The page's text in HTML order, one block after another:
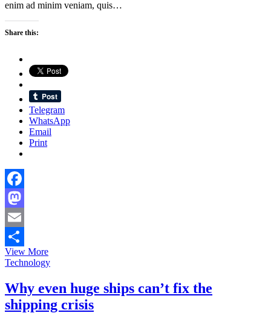
enim ad minim veniam, quis…
Share this:
Telegram
WhatsApp
Email
Print
Facebook
Mastodon
Email
Share
View MoreThe
pressure
rewards
of
being
Technology
Why even huge ships can’t fix the
shipping crisis